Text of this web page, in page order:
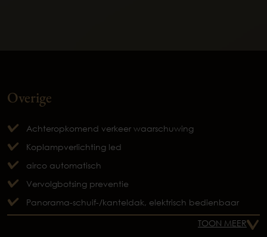
Overige
Achteropkomend verkeer waarschuwing
Koplampverlichting led
airco automatisch
Vervolgbotsing preventie
Panorama-schuif-/kanteldak, elektrisch bedienbaar
TOON MEER